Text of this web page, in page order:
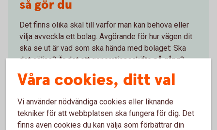
så gör du
Det finns olika skäl till varför man kan behöva eller
vilja avveckla ett bolag. Avgörande för hur vägen dit
ska se ut är vad som ska hända med bolaget: Ska
det säljas? Är det ett generationsskifte på gång?
Ska delägare eller personal ta över, eller ska
företaget avvecklas? Här får du tips på några saker
Att lämna ägandet ibolaget
Våra cookies, ditt val
Vi använder nödvändiga cookies eller liknande
tekniker för att webbplatsen ska fungera för dig. Det
finns även cookies du kan välja som förbättrar din